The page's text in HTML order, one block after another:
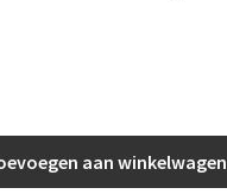
aan winkelwagen